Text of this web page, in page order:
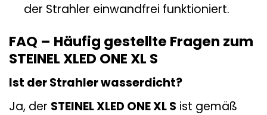
der Strahler einwandfrei funktioniert.
FAQ – Häufig gestellte Fragen zum
STEINEL XLED ONE XL S
Ist der Strahler wasserdicht?
Ja, der STEINEL XLED ONE XL S ist gemäß